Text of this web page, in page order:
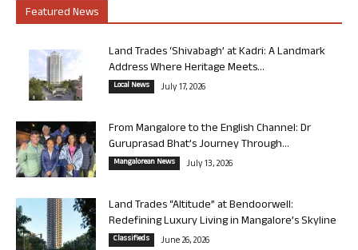
Featured News
Land Trades ‘Shivabagh’ at Kadri: A Landmark
Address Where Heritage Meets...
Local News July 17, 2026
From Mangalore to the English Channel: Dr
Guruprasad Bhat’s Journey Through...
Mangalorean News July 13, 2026
Land Trades “Altitude” at Bendoorwell:
Redefining Luxury Living in Mangalore’s Skyline
Classifieds June 26, 2026